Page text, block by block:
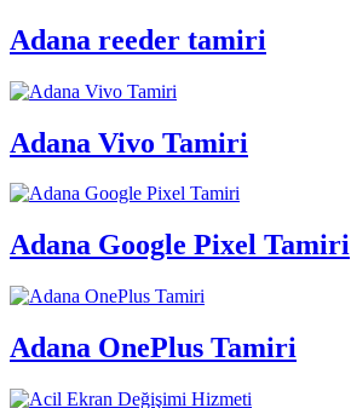
Adana reeder tamiri
Adana Vivo Tamiri
Adana Google Pixel Tamiri
Adana OnePlus Tamiri